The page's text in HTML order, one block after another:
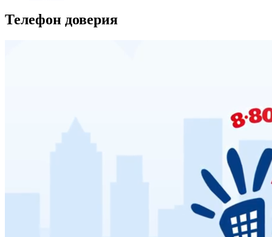
Телефон доверия